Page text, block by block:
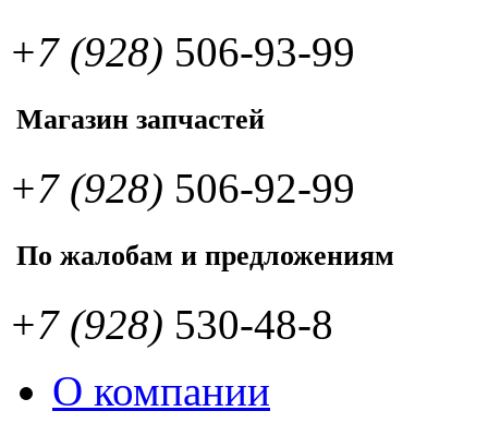
+7 (928) 506-93-99
Магазин запчастей
+7 (928) 506-92-99
По жалобам и предложениям
+7 (928) 530-48-8
О компании